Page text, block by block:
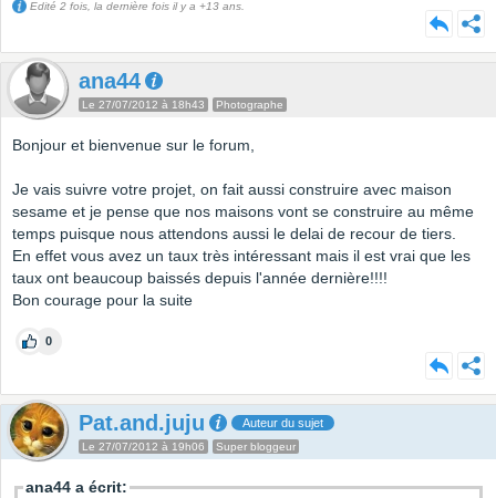
Edité 2 fois, la dernière fois il y a +13 ans.
ana44
Le 27/07/2012 à 18h43 Photographe
Bonjour et bienvenue sur le forum,
Je vais suivre votre projet, on fait aussi construire avec maison
sesame et je pense que nos maisons vont se construire au même
temps puisque nous attendons aussi le delai de recour de tiers.
En effet vous avez un taux très intéressant mais il est vrai que les
taux ont beaucoup baissés depuis l'année dernière!!!!
Bon courage pour la suite
0
Pat.and.juju Auteur du sujet
Le 27/07/2012 à 19h06 Super bloggeur
ana44 a écrit: